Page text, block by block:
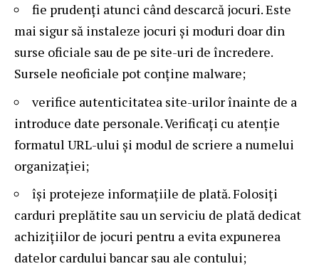
fie prudenți atunci când descarcă jocuri. Este
mai sigur să instaleze jocuri și moduri doar din
surse oficiale sau de pe site-uri de încredere.
Sursele neoficiale pot conține malware;
verifice autenticitatea site-urilor înainte de a
introduce date personale. Verificați cu atenție
formatul URL-ului și modul de scriere a numelui
organizației;
își protejeze informațiile de plată. Folosiți
carduri preplătite sau un serviciu de plată dedicat
achizițiilor de jocuri pentru a evita expunerea
datelor cardului bancar sau ale contului;